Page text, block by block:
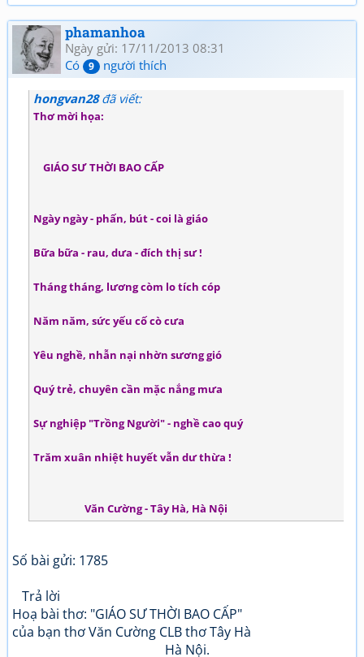
phamanhoa
Ngày gửi: 17/11/2013 08:31
Có
9 người thích
hongvan28đã viết:
Thơ mời họa:
GIÁO SƯ THỜI BAO CẤP
Ngày ngày - phấn, bút - coi là giáo
Bữa bữa - rau, dưa - đích thị sư !
Tháng tháng, lương còm lo tích cóp
Năm năm, sức yếu cố cò cưa
Yêu nghề, nhẫn nại nhờn sương gió
Quý trẻ, chuyên cần mặc nắng mưa
Sự nghiệp "Trồng Người" - nghề cao quý
Trăm xuân nhiệt huyết vẫn dư thừa !
Văn Cường - Tây Hà, Hà Nội
Số bài gửi: 1785
Trả lời
Hoạ bài thơ: "GIÁO SƯ THỜI BAO CẤP"
của bạn thơ Văn Cường CLB thơ Tây Hà
Hà Nội.